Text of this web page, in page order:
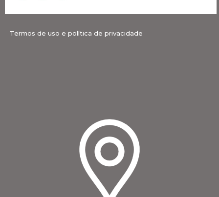
Termos de uso e política de privacidade